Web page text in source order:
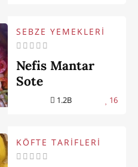
SEBZE YEMEKLERİ
Nefis Mantar
Sote
1.2B 16
KÖFTE TARİFLERİ